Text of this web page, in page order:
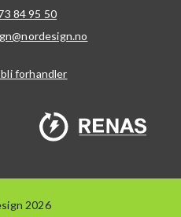
84 95 50
forhandler
2026